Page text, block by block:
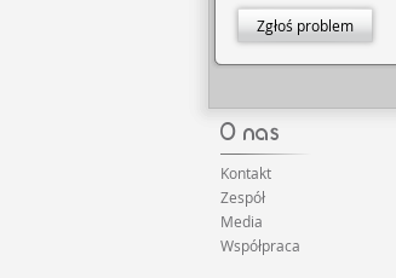
Zgłoś problem
Kontakt
Zespół
Media
Współpraca